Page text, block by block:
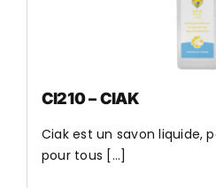
CI210 – CIAK
Ciak est un savon liquide,
pour tous [...]